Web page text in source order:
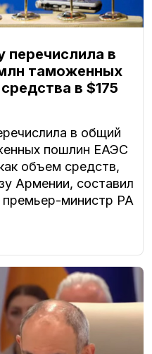
перечислила в
таможенных
в $175
в общий
пошлин ЕАЭС
объем средств,
Армении, составил
премьер-министр РА